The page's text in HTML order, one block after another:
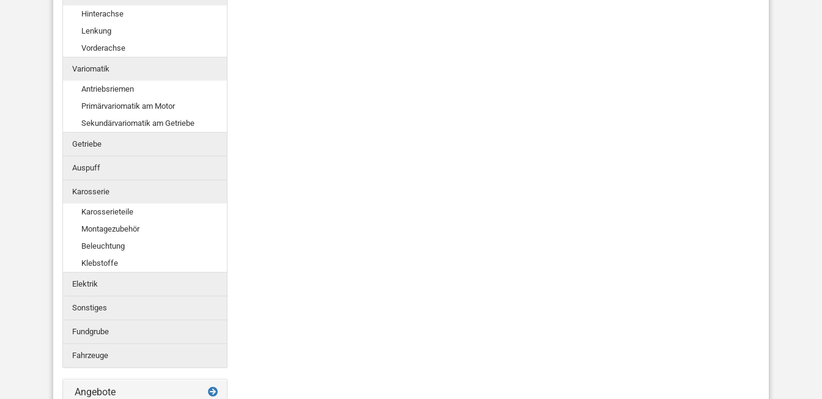
Hinterachse
Lenkung
Vorderachse
Variomatik
Antriebsriemen
Primärvariomatik am Motor
Sekundärvariomatik am Getriebe
Getriebe
Auspuff
Karosserie
Karosserieteile
Montagezubehör
Beleuchtung
Klebstoffe
Elektrik
Sonstiges
Fundgrube
Fahrzeuge
Angebote